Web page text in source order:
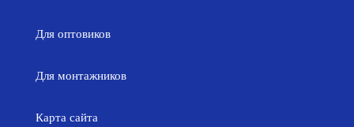
Для оптовиков
Для монтажников
Карта сайта